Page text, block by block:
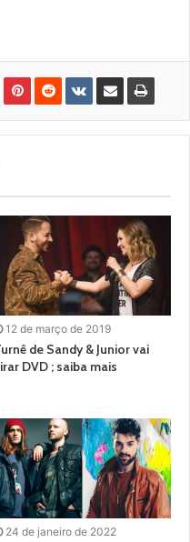
12 de março de 2019
de Sandy & Junior vai
DVD ; saiba mais
24 de janeiro de 2022